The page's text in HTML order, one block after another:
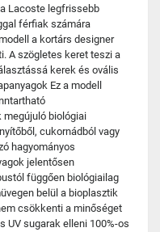
Lacoste legfrissebb
férfiak számára
a kortárs designer
A szögletes keret teszi a
kerek és ovális
Ez a modell
biológiai
cukornádból vagy
hagyományos
jelentősen
függően biológiailag
belül a bioplasztik
csökkenti a minőséget
UV sugarak elleni 100%-os